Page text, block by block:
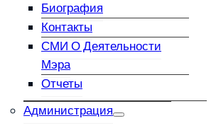
Биография
Контакты
СМИ О Деятельности
Мэра
Отчеты
Администрация